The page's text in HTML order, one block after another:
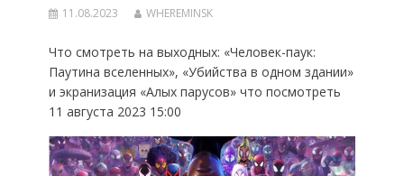
11.08.2023 WHEREMINSK
Что смотреть на выходных: «Человек-паук:
Паутина вселенных», «Убийства в одном здании»
и экранизация «Алых парусов» что посмотреть
11 августа 2023 15:00